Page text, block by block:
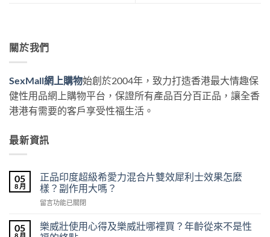
關於我們
SexMall網上購物始創於2004年，致力打造香港最大情趣保
健性用品網上購物平台，保證所有產品百分百正品，讓全香
港港有需要的客戶享受性福生活。
最新資訊
05
8 月
正品印度超級希愛力混合片雙效犀利士效果怎麼
樣？副作用大嗎？
在
品
印
留言功能已關閉
05
樂威壯使用心得及樂威壯哪裡買？年齡從來不是性